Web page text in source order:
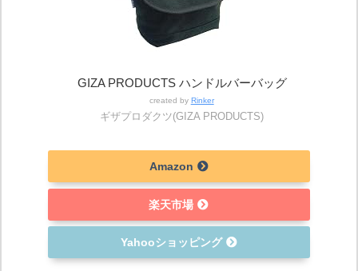
GIZA PRODUCTS ハンドルバーバッグ
created by Rinker
ギザプロダクツ(GIZA PRODUCTS)
Amazon
楽天市場
Yahooショッピング